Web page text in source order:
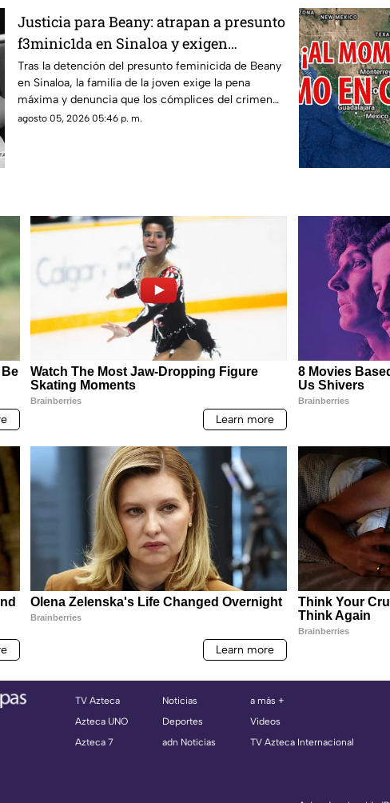
Justicia para Beany: atrapan a presunto
f3minic1da en Sinaloa y exigen
investigar red de complicidad
Tras la detención del presunto feminicida de Beany
en Sinaloa, la familia de la joven exige la pena
máxima y denuncia que los cómplices del crimen
siguen prófugos.
agosto 05, 2026 05:46 p. m.
TV Azteca
Azteca UNO
Azteca 7
Noticias
Deportes
adn Noticias
a más +
Videos
TV Azteca Internacional